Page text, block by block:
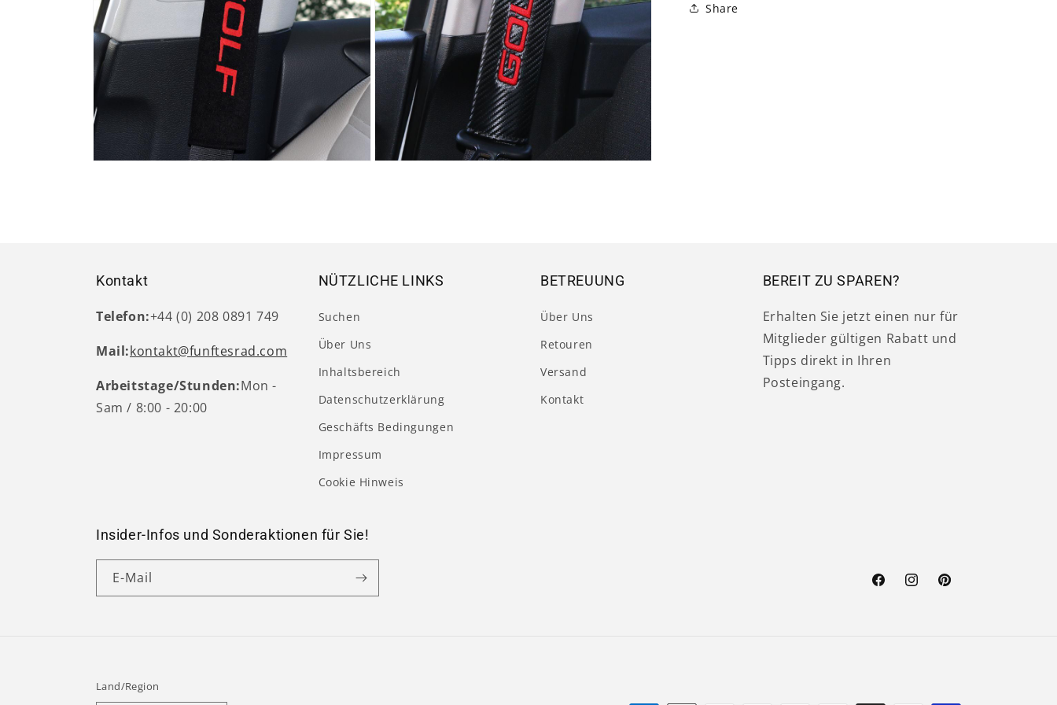
Share
Kontakt
Telefon:+44 (0) 208 0891 749
Mail:kontakt@funftesrad.com
Arbeitstage/Stunden:Mon -
Sam / 8:00 - 20:00
NÜTZLICHE LINKS
Suchen
Über Uns
Inhaltsbereich
Datenschutzerklärung
Geschäfts Bedingungen
Impressum
Cookie Hinweis
BETREUUNG
Über Uns
Retouren
Versand
Kontakt
BEREIT ZU SPAREN?
Erhalten Sie jetzt einen nur für
Mitglieder gültigen Rabatt und
Tipps direkt in Ihren
Posteingang.
Insider-Infos und Sonderaktionen für Sie!
E-Mail
FacebookInstagramPinterest
Land/Region